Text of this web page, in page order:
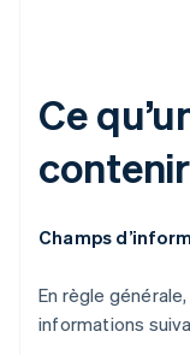
Ce
contenir
Champs
En règle
informations